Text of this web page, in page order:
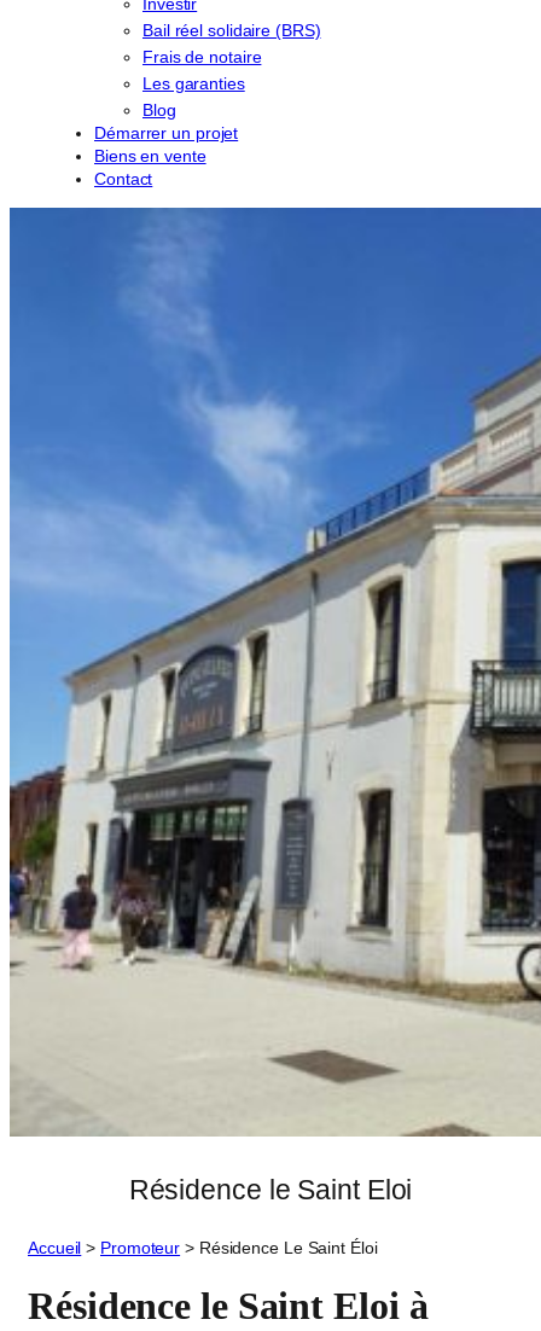
Bail réel solidaire (BRS)
Frais de notaire
Les garanties
Blog
Démarrer un projet
Biens en vente
Contact
Résidence le Saint Eloi
Accueil > Promoteur > Résidence Le Saint Éloi
Résidence le Saint Eloi à